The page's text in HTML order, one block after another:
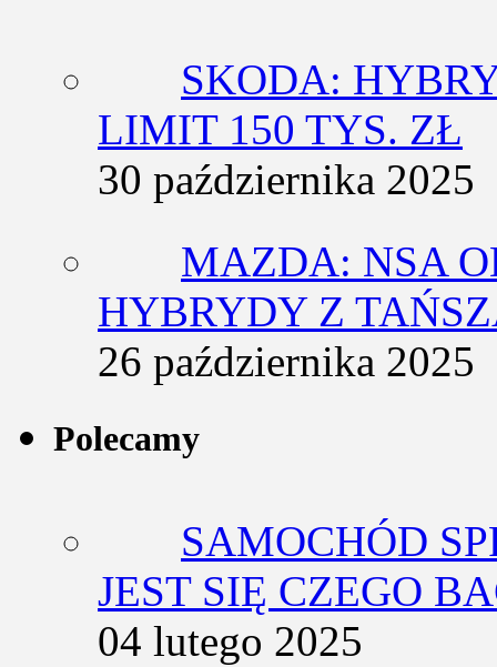
SKODA:
LIMIT 150 TYS. ZŁ
30 października 2025
MAZDA: NSA
HYBRYDY Z
26 października 2025
Polecamy
SAMOCHÓD
JEST SIĘ CZEGO
04 lutego 2025